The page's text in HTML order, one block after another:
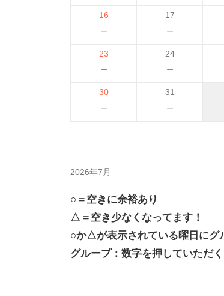
16
－
17
－
23
－
24
－
30
－
31
－
2026年7月
○＝空きに余裕あり
△＝空き少なくなってます！
○か△が表示されている曜日にグ
グループ：数字を押していただ